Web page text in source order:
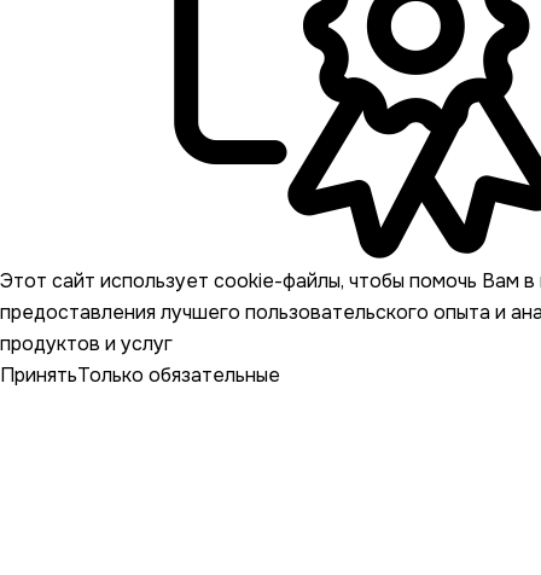
Этот сайт использует cookie-файлы, чтобы помочь Вам в
предоставления лучшего пользовательского опыта и
продуктов и услуг
ПринятьТолько обязательные